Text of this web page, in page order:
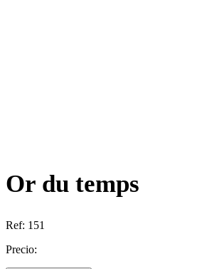
Or du temps
Ref: 151
Precio: